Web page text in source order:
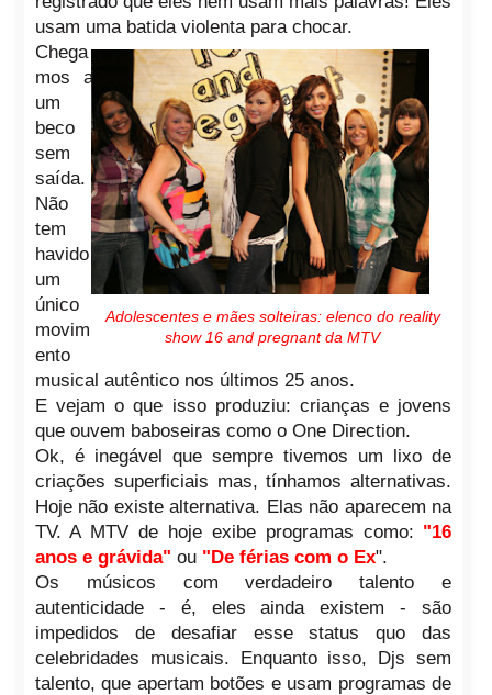
usam uma batida violenta para chocar.
Adolescentes e mães solteiras: elenco do reality
show 16 and pregnant da MTV
Chega
mos a
um
beco
sem
saída.
Não
tem
havido
um
único
movim
ento
musical autêntico nos últimos 25 anos.
E vejam o que isso produziu: crianças e jovens
que ouvem baboseiras como o One Direction.
Ok, é inegável que sempre tivemos um lixo de
criações superficiais mas, tínhamos alternativas.
Hoje não existe alternativa. Elas não aparecem na
TV. A MTV de hoje exibe programas como: "16
anos e grávida" ou "De férias com o Ex".
Os músicos com verdadeiro talento e
autenticidade - é, eles ainda existem - são
impedidos de desafiar esse status quo das
celebridades musicais. Enquanto isso, Djs sem
talento, que apertam botões e usam programas de